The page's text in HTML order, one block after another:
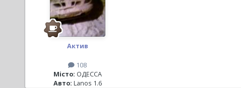
Актив
108
Місто: ОДЕССА
Авто: Lanos 1.6